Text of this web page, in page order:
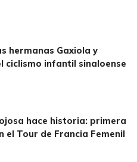
hermanas Gaxiola y
ciclismo infantil sinaloense
hace historia: primera
el Tour de Francia Femenil